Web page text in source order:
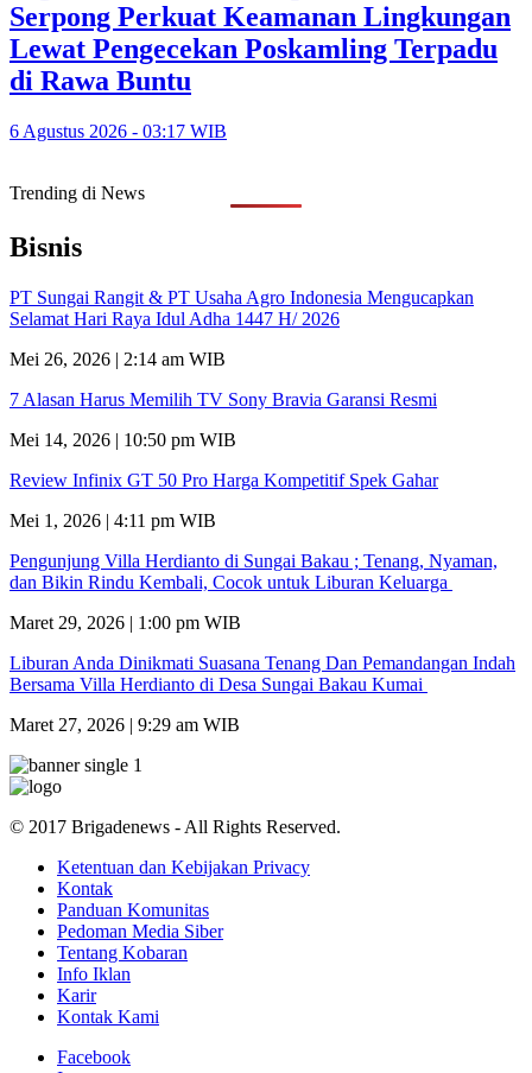
Serpong Perkuat Keamanan Lingkungan
Lewat Pengecekan Poskamling Terpadu
di Rawa Buntu
6 Agustus 2026 - 03:17 WIB
Trending di News
Bisnis
PT Sungai Rangit & PT Usaha Agro Indonesia Mengucapkan
Selamat Hari Raya Idul Adha 1447 H/ 2026
Mei 26, 2026 | 2:14 am WIB
7 Alasan Harus Memilih TV Sony Bravia Garansi Resmi
Mei 14, 2026 | 10:50 pm WIB
Review Infinix GT 50 Pro Harga Kompetitif Spek Gahar
Mei 1, 2026 | 4:11 pm WIB
Pengunjung Villa Herdianto di Sungai Bakau ; Tenang, Nyaman,
dan Bikin Rindu Kembali, Cocok untuk Liburan Keluarga
Maret 29, 2026 | 1:00 pm WIB
Liburan Anda Dinikmati Suasana Tenang Dan Pemandangan Indah
Bersama Villa Herdianto di Desa Sungai Bakau Kumai
Maret 27, 2026 | 9:29 am WIB
© 2017 Brigadenews - All Rights Reserved.
Ketentuan dan Kebijakan Privacy
Kontak
Panduan Komunitas
Pedoman Media Siber
Tentang Kobaran
Info Iklan
Karir
Kontak Kami
Facebook